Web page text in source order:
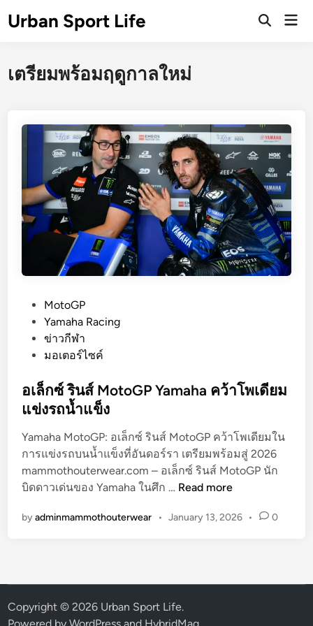
toUrban Sport Life
Open
เตรียมพร้อมฤดูกาลใหม่
d
i
MotoGP
Yamaha Racing
ข่าวกีฬา
มอเตอร์ไซค์
อเล็กซ์ รินส์ MotoGP Yamaha คว้าโพเดียม
แข่งรถน้ำแข็ง
Yamaha MotoGP: อเล็กซ์ รินส์ MotoGP คว้าโพเดียมใน
การแข่งรถบนน้ำแข็งที่อันดอร์รา เตรียมพร้อมสู่ 2026
mammothouterwear.com – อเล็กซ์ รินส์ MotoGP นัก
บิดดาวเด่นของ Yamaha ในศึก … อ
ล็
น
ส์
M
Read more
byadminmammothouterwear • January 13, 2026 • 0
Copyright © 2026 Urban Sport Life.